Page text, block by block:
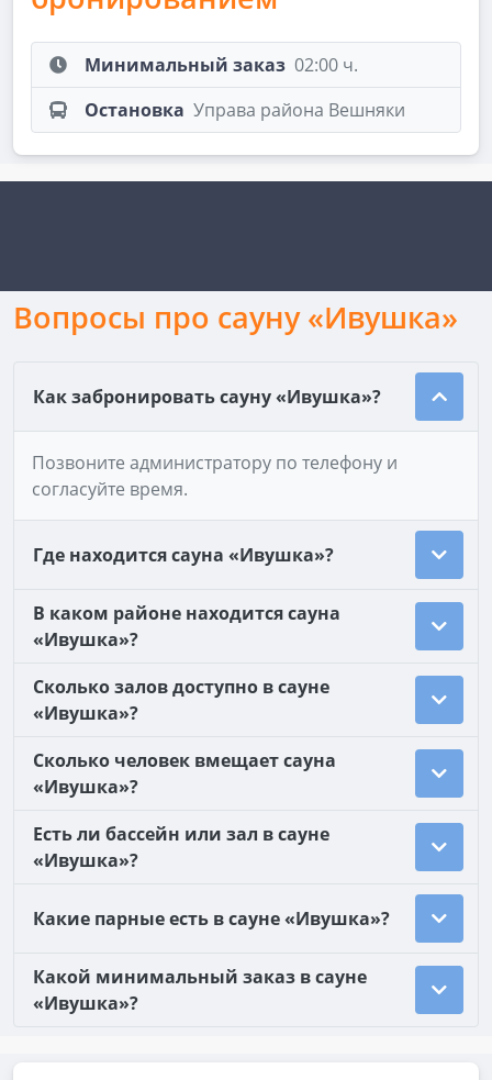
Минимальный заказ 02:00 ч.
Остановка Управа района Вешняки
Вопросы про сауну «Ивушка»
Как забронировать сауну «Ивушка»?
Позвоните администратору по телефону и
согласуйте время.
Где находится сауна «Ивушка»?
В каком районе находится сауна
«Ивушка»?
Сколько залов доступно в сауне
«Ивушка»?
Сколько человек вмещает сауна
«Ивушка»?
Есть ли бассейн или зал в сауне
«Ивушка»?
Какие парные есть в сауне «Ивушка»?
Какой минимальный заказ в сауне
«Ивушка»?